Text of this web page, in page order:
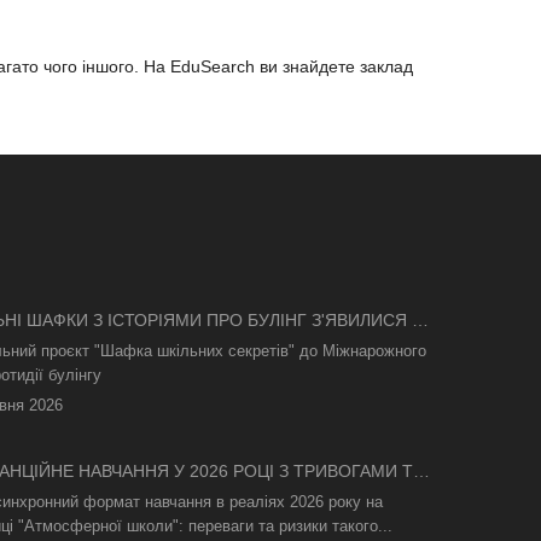
чого іншого. На EduSearch ви знайдете заклад
ШАФКИ З ІСТОРІЯМИ ПРО БУЛІНГ З'ЯВИЛИСЯ В
проєкт "Шафка шкільних секретів" до Міжнарожного
булінгу
2026
НАВЧАННЯ У 2026 РОЦІ З ТРИВОГАМИ ТА
ЯК АСИНХРОННИЙ ФОРМАТ РЯТУЄ
ПРОЦЕС
формат навчання в реаліях 2026 року на
"Атмосферної школи": переваги та ризики такого...